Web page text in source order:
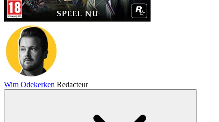
Wim Odekerken Redacteur